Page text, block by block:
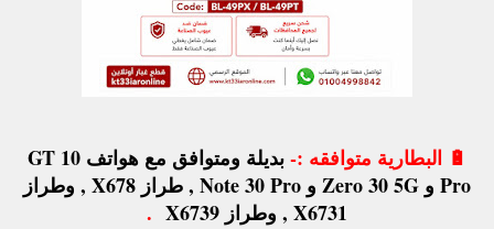
🔋 البطارية متوافقه :-
بديلة ومتوافق مع هواتف GT 10
Pro و Zero 30 5G و Note 30 Pro , طراز X678 , وطراز
X6731 , وطراز X6739
.